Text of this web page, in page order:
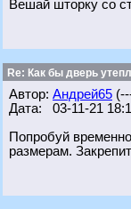
Вешай шторку со
Re: Как бы дверь
Автор: Андрей65
Дата: 03-11-21
Попробуй
размерам.